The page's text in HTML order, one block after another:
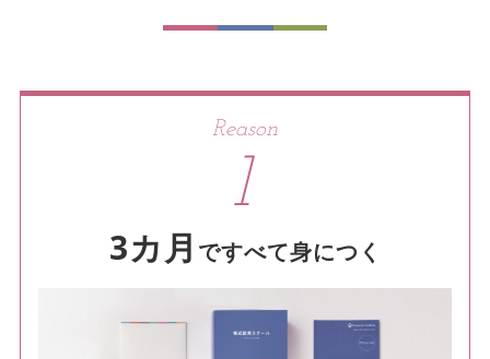
Reason
1
3カ月 ですべて身につく